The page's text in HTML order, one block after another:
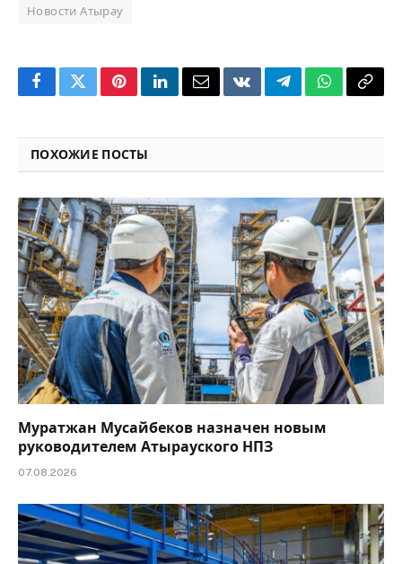
Новости Атырау
FacebookTwitterPinterestLinkedInEmailVKontakteTelegramWhatsApp
Copy
ПОХОЖИЕ ПОСТЫ
Муратжан Мусайбеков назначен новым
руководителем Атырауского НПЗ
07.08.2026